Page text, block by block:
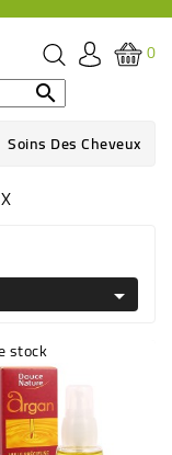
0

Soins Des Cheveux

stock